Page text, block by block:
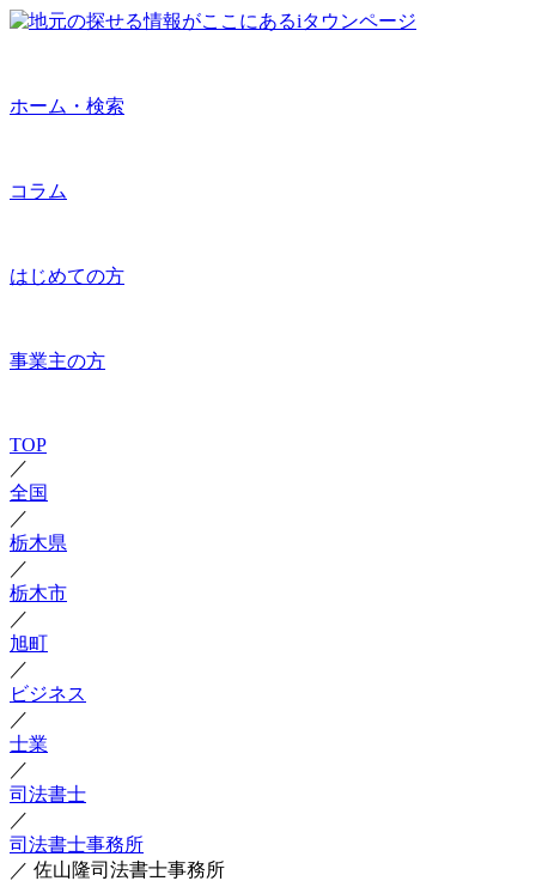
ホーム・検索
コラム
はじめての方
事業主の方
TOP
／
全国
／
栃木県
／
栃木市
／
旭町
／
ビジネス
／
士業
／
司法書士
／
司法書士事務所
／ 佐山隆司法書士事務所